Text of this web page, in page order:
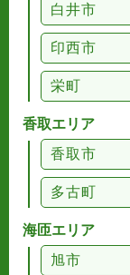
白井市
印西市
栄町
香取エリア
香取市
多古町
海匝エリア
旭市